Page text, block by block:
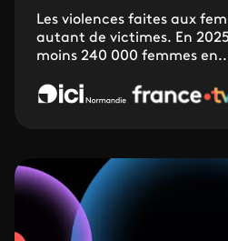
Les violences faites aux
autant de victimes. En
moins 240 000 femmes